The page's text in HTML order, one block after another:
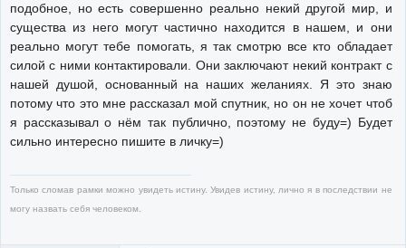
подобное, но есть совершенно реально некий другой мир, и
существа из него могут частично находится в нашем, и они
реально могут тебе помогать, я так смотрю все кто обладает
силой с ними контактировали. Они заключают некий контракт с
нашей душой, основанный на наших желаниях. Я это знаю
потому что это мне рассказал мой спутник, но он не хочет чтоб
я рассказывал о нём так публично, поэтому не буду=) Будет
сильно интересно пишите в личку=)
Только сломав рамки можно увидеть истину. Увидев истину, лично я в последствии не
могу назвать себя человеком.